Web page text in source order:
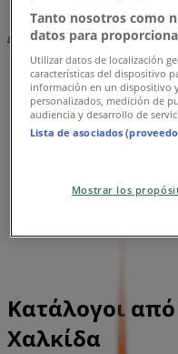
Διαφημίσεις
Κατάλογοι από
Χαλκίδα
Tanto nosotros como
datos para
Utilizar datos de localización
características del dispositivo
información en un dispositivo
personalizados, medición de
audiencia y desarrollo de
Lista de asociados
Mostrar los